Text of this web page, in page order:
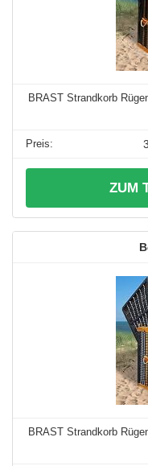
BRAST Strandkorb
ZUM
BRAST Strandkorb